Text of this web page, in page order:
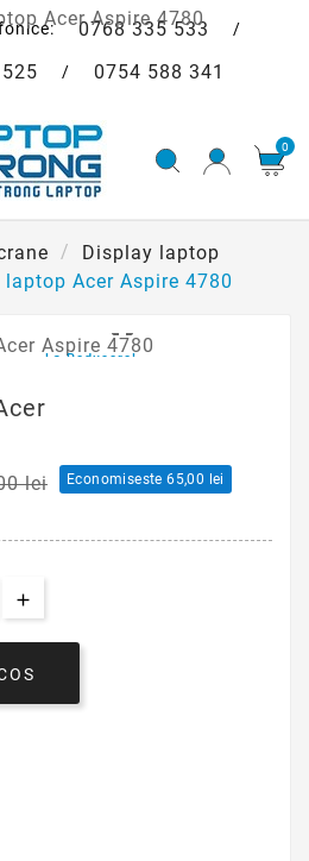
0768 335 533
/ 0754 588 341
0
Display laptop
Acer Aspire 4780
La Reducere!
lei Economiseste 65,00 lei